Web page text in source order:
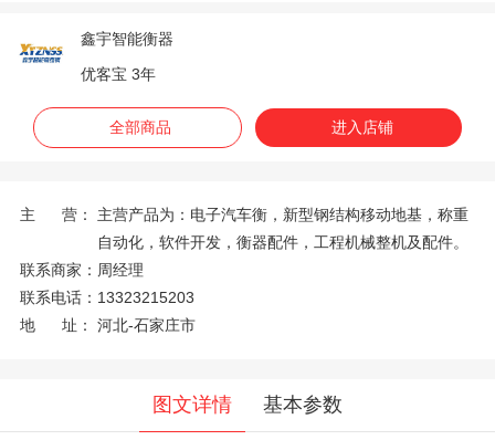
鑫宇智能衡器
优客宝 3年
全部商品 进入店铺
主 营：
主营产品为：电子汽车衡，新型钢结构移动地基，称重
自动化，软件开发，衡器配件，工程机械整机及配件。
联系商家： 周经理
联系电话： 13323215203
地 址：
河北-石家庄市
图文详情 基本参数